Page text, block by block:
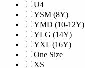
U4
YSM (8Y)
YMD (10-12Y)
YLG (14Y)
YXL (16Y)
One Size
XS